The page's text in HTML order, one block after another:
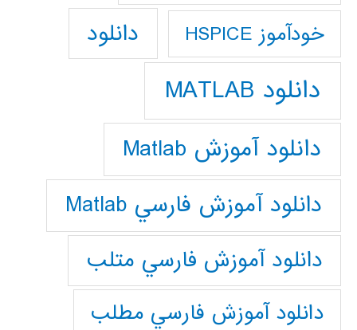
خودآموز HSPICE دانلود
دانلود MATLAB
دانلود آموزش Matlab
دانلود آموزش فارسي Matlab
دانلود آموزش فارسي متلب
دانلود آموزش فارسي مطلب